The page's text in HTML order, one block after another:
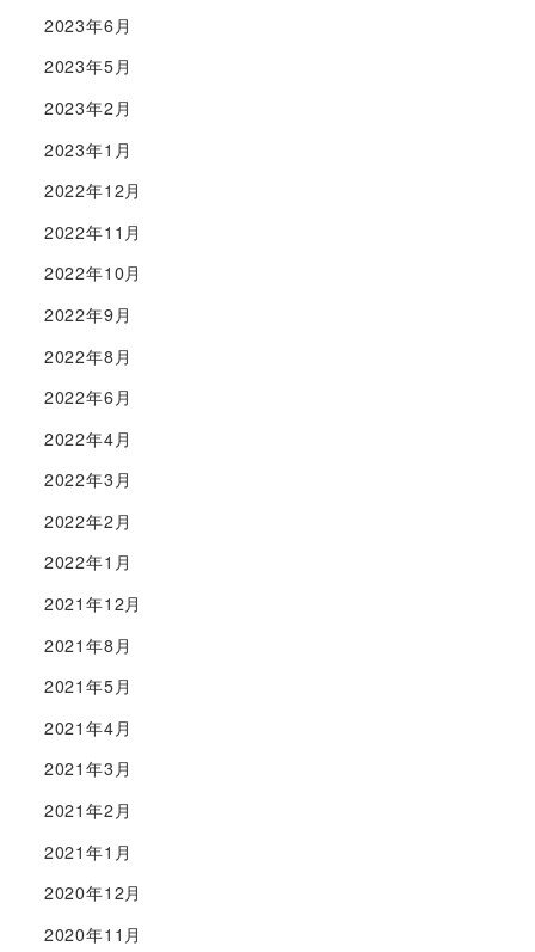
2023年6月
2023年5月
2023年2月
2023年1月
2022年12月
2022年11月
2022年10月
2022年9月
2022年8月
2022年6月
2022年4月
2022年3月
2022年2月
2022年1月
2021年12月
2021年8月
2021年5月
2021年4月
2021年3月
2021年2月
2021年1月
2020年12月
2020年11月